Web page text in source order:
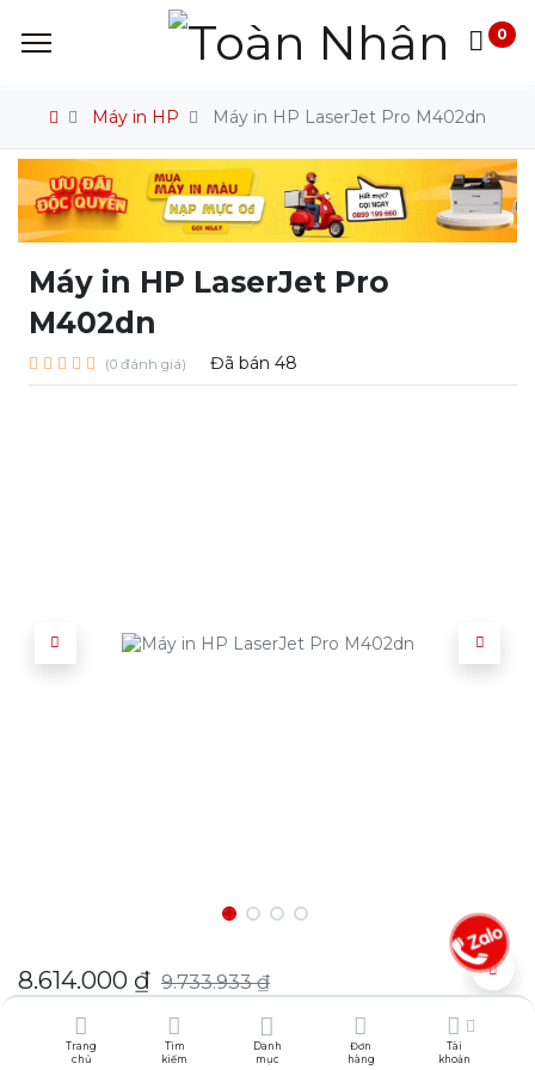
Trang
chủ
Tìm
kiếm
Danh
mục
Đơn
hàng
Tài
khoản
0
Máy in HP Máy in HP LaserJet Pro M402dn
Máy in HP LaserJet Pro
M402dn
(0 đánh giá) Đã bán 48
8.614.000 ₫ 9.733.933₫
Chọn địa điểm để xem trước phí vận chuyển: